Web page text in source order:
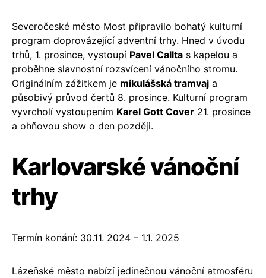
Severočeské město Most připravilo bohatý kulturní
program doprovázející adventní trhy. Hned v úvodu
trhů, 1. prosince, vystoupí Pavel Callta s kapelou a
proběhne slavnostní rozsvícení vánočního stromu.
Originálním zážitkem je mikulášská tramvaj a
působivý průvod čertů 8. prosince. Kulturní program
vyvrcholí vystoupením Karel Gott Cover 21. prosince
a ohňovou show o den později.
Karlovarské vánoční
trhy
Termín konání: 30.11. 2024 – 1.1. 2025
Lázeňské město nabízí jedinečnou vánoční atmosféru